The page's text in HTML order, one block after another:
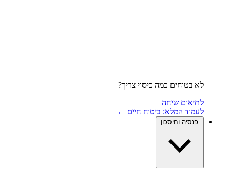
לא בטוחים כמה כיסוי צריך?
לתיאום שיחה
לעמוד המלא: ביטוח חיים ←
פנסיה וחיסכון